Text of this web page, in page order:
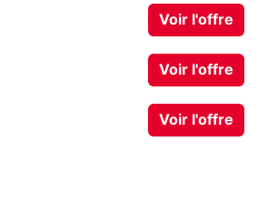
Voir l'offre
Voir l'offre
Voir l'offre